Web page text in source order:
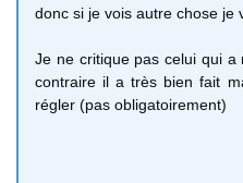
donc si je vois autre chose je
Je ne critique pas celui qui
contraire il a très bien fait
régler (pas obligatoirement)